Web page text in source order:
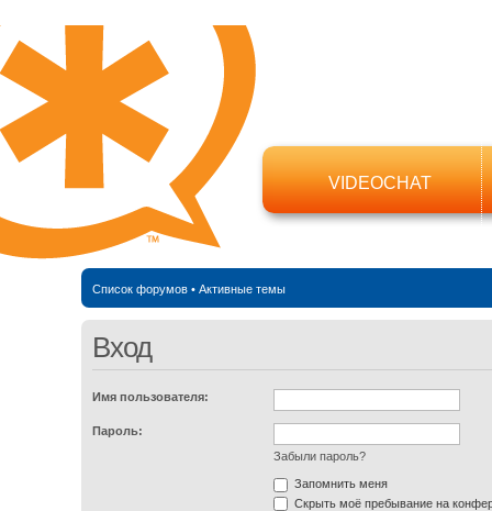
VIDEOCHAT
Список форумов• Активные темы
Вход
Имя пользователя:
Пароль:
Забыли пароль?
Запомнить меня
Скрыть моё пребывание на